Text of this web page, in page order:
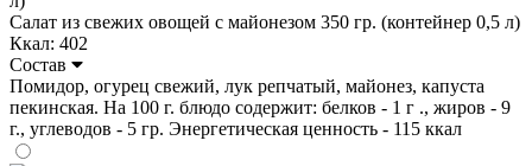
Салат из свежих овощей с майонезом 350 гр. (контейнер 0,5 л)
Ккал: 402
Состав
Помидор, огурец свежий, лук репчатый, майонез, капуста
пекинская. На 100 г. блюдо содержит: белков - 1 г ., жиров - 9
г., углеводов - 5 гр. Энергетическая ценность - 115 ккал